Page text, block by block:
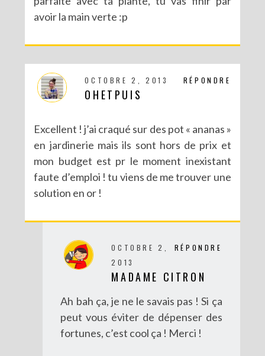
avoir la main verte :p
RÉPONDRE
OCTOBRE 2, 2013
OHETPUIS
Excellent ! j’ai craqué sur des pot « ananas »
en jardinerie mais ils sont hors de prix et
mon budget est pr le moment inexistant
faute d’emploi ! tu viens de me trouver une
solution en or !
RÉPONDRE
OCTOBRE 2,
2013
MADAME CITRON
Ah bah ça, je ne le savais pas ! Si ça
peut vous éviter de dépenser des
fortunes, c’est cool ça ! Merci !